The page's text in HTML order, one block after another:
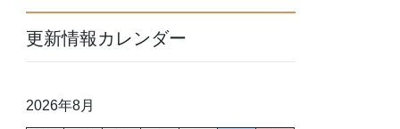
更新情報カレンダー
2026年8月